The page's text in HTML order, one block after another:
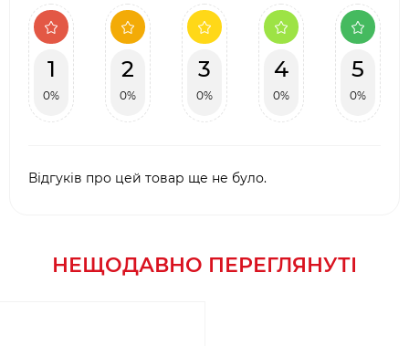
1
0%
2
0%
3
0%
4
0%
5
0%
Відгуків про цей товар ще не було.
НЕЩОДАВНО ПЕРЕГЛЯНУТІ